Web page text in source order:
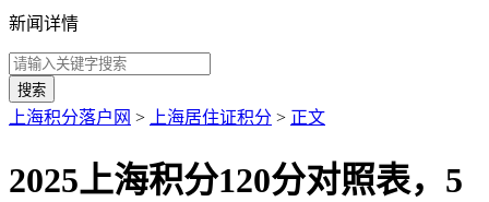
新闻详情
搜索
上海积分落户网 > 上海居住证积分 > 正文
2025上海积分120分对照表，5